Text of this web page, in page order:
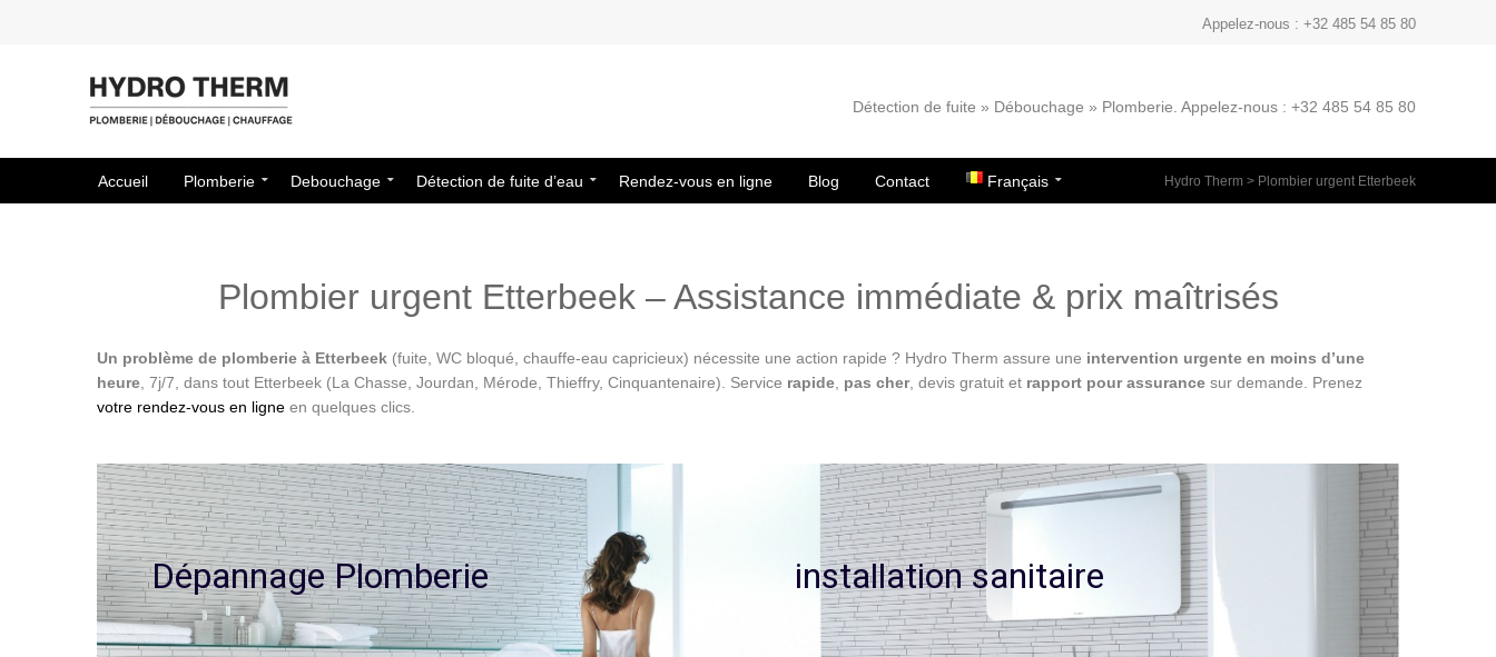
Appelez-nous : +32 485 54 85 80
Détection de fuite » Débouchage » Plomberie. Appelez-nous : +32 485 54 85 80
Hydro Therm > Plombier urgent Etterbeek
Accueil Plomberie Debouchage Détection de fuite d’eau Rendez-vous en ligne Blog Contact Français
Plombier urgent Etterbeek – Assistance immédiate & prix maîtrisés
Un problème de plomberie à Etterbeek (fuite, WC bloqué, chauffe-eau capricieux) nécessite une action rapide ? Hydro Therm assure une intervention urgente en moins d’une
heure, 7j/7, dans tout Etterbeek (La Chasse, Jourdan, Mérode, Thieffry, Cinquantenaire). Service rapide, pas cher, devis gratuit et rapport pour assurance sur demande. Prenez
votre rendez-vous en ligne en quelques clics.
Dépannage Plomberie installation sanitaire